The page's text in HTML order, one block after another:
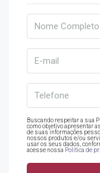
Buscando respeitar a sua
como objetivo apresentar
de suas informações
nossos produtos e/ou
usar os seus dados,
acesse nossa Politica de